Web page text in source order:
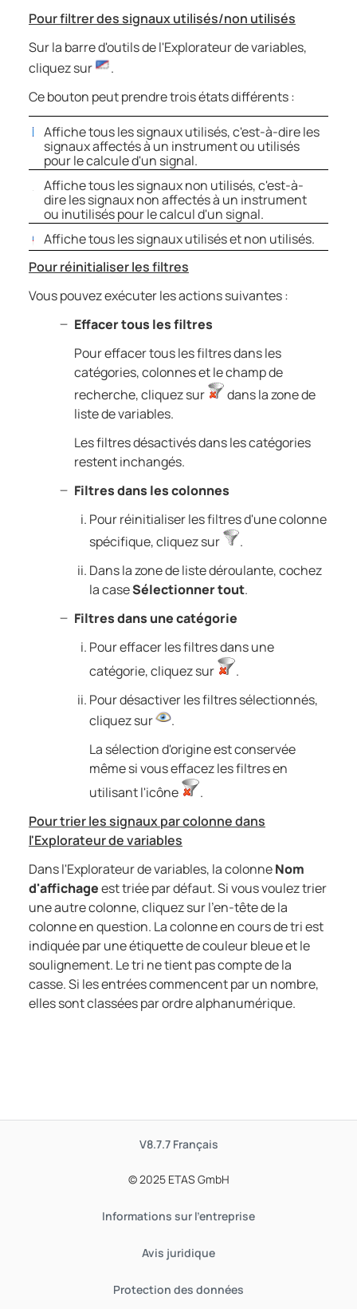
Pour filtrer des signaux utilisés/non utilisés
Sur la barre d'outils de l'Explorateur de variables,
cliquez sur
.
Ce bouton peut prendre trois états différents :
Affiche tous les signaux utilisés, c'est-à-dire les
signaux affectés à un instrument ou utilisés
pour le calcule d'un signal.
Affiche tous les signaux non utilisés, c'est-à-
dire les signaux non affectés à un instrument
ou inutilisés pour le calcul d'un signal.
Affiche tous les signaux utilisés et non utilisés.
Pour réinitialiser les filtres
Vous pouvez exécuter les actions suivantes :
Effacer tous les filtres
Pour effacer tous les filtres dans les
catégories, colonnes et le champ de
recherche, cliquez sur
dans la zone de
liste de variables.
Les filtres désactivés dans les catégories
restent inchangés.
Filtres dans les colonnes
Pour réinitialiser les filtres d'une colonne
spécifique, cliquez sur
.
Dans la zone de liste déroulante, cochez
la caseSélectionner tout.
Filtres dans une catégorie
Pour effacer les filtres dans une
catégorie, cliquez sur
.
Pour désactiver les filtres sélectionnés,
cliquez sur
.
La sélection d'origine est conservée
même si vous effacez les filtres en
utilisant l'icône
.
Pour trier les signaux par colonne dans
l'Explorateur de variables
Dans l'Explorateur de variables, la colonneNom
d'affichageest triée par défaut. Si vous voulez trier
une autre colonne, cliquez sur l'en-tête de la
colonne en question. La colonne en cours de tri est
indiquée par une étiquette de couleur bleue et le
soulignement. Le tri ne tient pas compte de la
casse. Si les entrées commencent par un nombre,
elles sont classées par ordre alphanumérique.
V8.7.7 Français
© 2025 ETAS GmbH
Informations sur l'entreprise
Avis juridique
Protection des données